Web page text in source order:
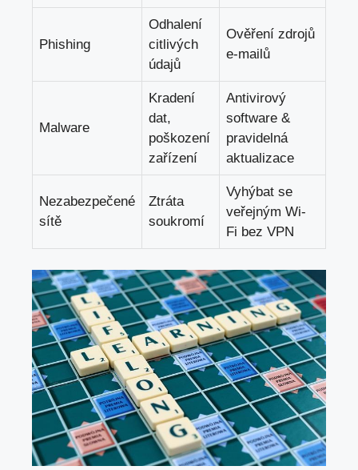
Phishing
Odhalení
citlivých
údajů
Ověření ‍zdrojů
e-mailů
Malware
Kradení
dat,
poškození
zařízení
Antivirový
software &
pravidelná
aktualizace
Nezabezpečené
sítě
Ztráta⁢
soukromí
Vyhýbat se
‍veřejným Wi-
Fi⁢ bez VPN